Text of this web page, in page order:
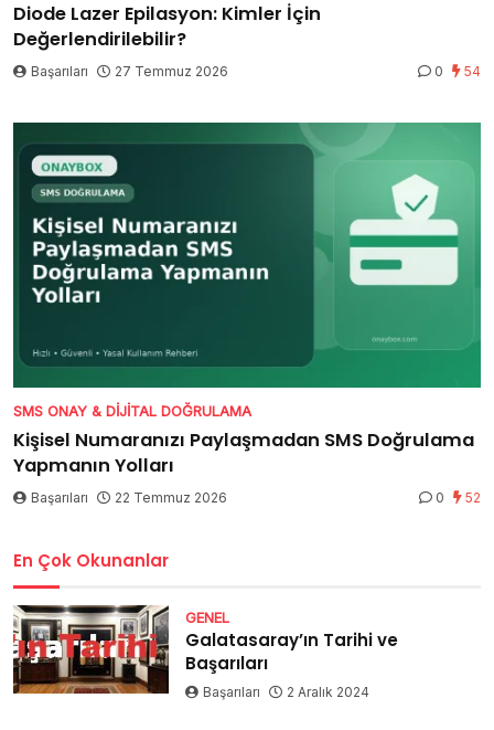
Diode Lazer Epilasyon: Kimler İçin
Değerlendirilebilir?
Başarıları 27 Temmuz 2026 0 54
SMS ONAY & DIJITAL DOĞRULAMA
Kişisel Numaranızı Paylaşmadan SMS Doğrulama
Yapmanın Yolları
Başarıları 22 Temmuz 2026 0 52
En Çok Okunanlar
GENEL
Galatasaray’ın Tarihi ve
Başarıları
Başarıları 2 Aralık 2024